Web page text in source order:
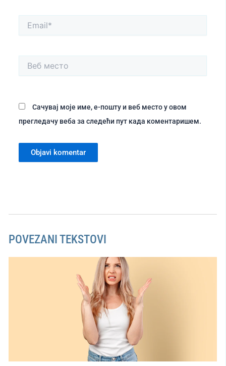
Email*
Веб
место
Сачувај моје име, е-пошту и веб место у овом
прегледачу веба за следећи пут када коментаришем.
POVEZANI TEKSTOVI